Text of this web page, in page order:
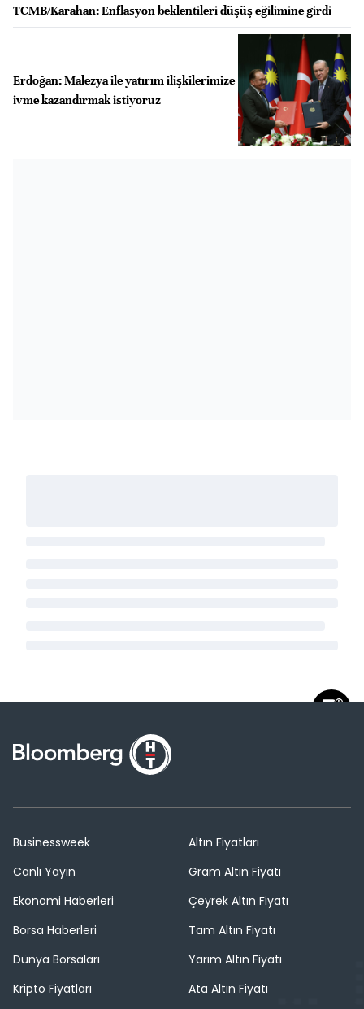
TCMB/Karahan: Enflasyon beklentileri düşüş eğilimine girdi
Erdoğan: Malezya ile yatırım ilişkilerimize
ivme kazandırmak istiyoruz
Businessweek
Canlı Yayın
Ekonomi Haberleri
Borsa Haberleri
Dünya Borsaları
Kripto Fiyatları
Altın Fiyatları
Gram Altın Fiyatı
Çeyrek Altın Fiyatı
Tam Altın Fiyatı
Yarım Altın Fiyatı
Ata Altın Fiyatı